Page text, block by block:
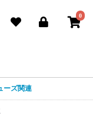
0
ーズ関連